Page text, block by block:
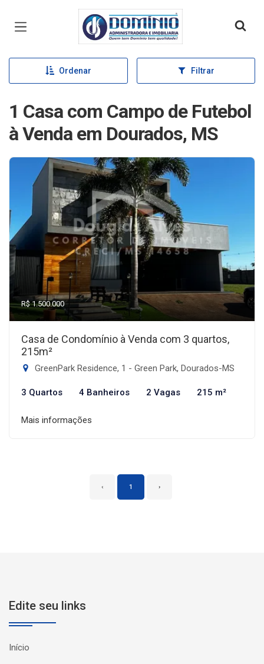
Página inicial
Ordenar Filtrar
1 Casa com Campo de Futebol
à Venda em Dourados, MS
R$ 1.500.000
Casa de Condomínio à Venda com 3 quartos,
215m²
GreenPark Residence, 1 - Green Park, Dourados-MS
3 Quartos 4 Banheiros 2 Vagas 215 m²
Mais informações
‹ 1 ›
Edite seu links
Início